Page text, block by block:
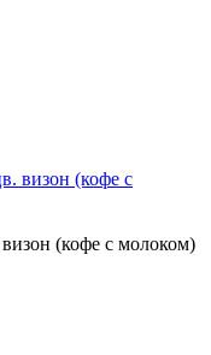
(кофе с молоком)